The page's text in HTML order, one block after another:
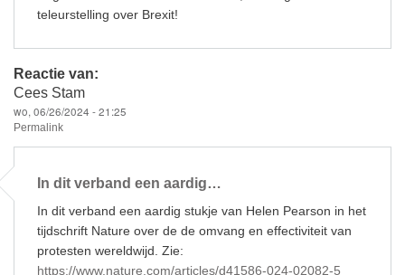
teleurstelling over Brexit!
Reactie van:
Cees Stam
wo, 06/26/2024 - 21:25
Permalink
In dit verband een aardig…
In dit verband een aardig stukje van Helen Pearson in het
tijdschrift Nature over de de omvang en effectiviteit van
protesten wereldwijd. Zie:
https://www.nature.com/articles/d41586-024-02082-5